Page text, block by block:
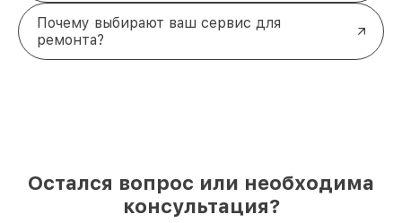
Почему выбирают ваш сервис для
ремонта?
Остался вопрос или необходима
консультация?